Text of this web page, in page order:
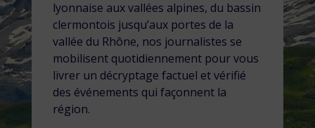
lyonnaise aux vallées alpines, du bassin
clermontois jusqu’aux portes de la
vallée du Rhône, nos journalistes se
mobilisent quotidiennement pour vous
livrer un décryptage factuel et vérifié
des événements qui façonnent la
région.